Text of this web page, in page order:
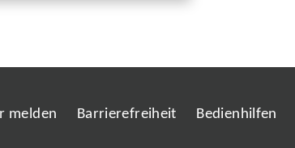
melden Barrierefreiheit Bedienhilfen